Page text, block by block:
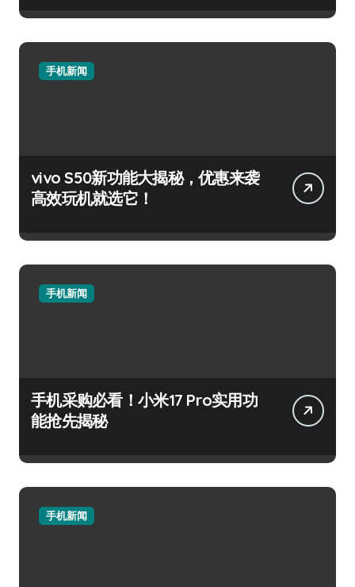
手机新闻
vivo S50新功能大揭秘，优惠来袭
高效玩机就选它！
手机新闻
手机采购必看！小米17 Pro实用功
能抢先揭秘
手机新闻